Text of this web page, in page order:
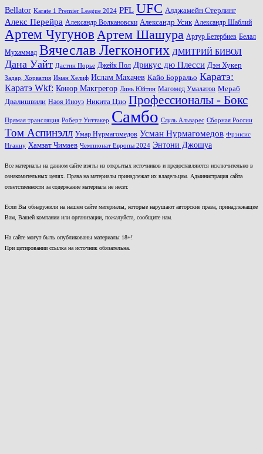
Bellator Karate 1 Premier League 2024 PFL UFC Алджамейн Стерлинг
Алекс Перейра Александр Волкановски Александр Усик Александр Шаблий
Артем Чугунов Артем Шашура Артур Бетербиев Белал
Мухаммад Вячеслав Легконогих ДМИТРИЙ БИВОЛ
Дана Уайт Дастин Порье Джейк Пол Дрикус дю Плесси Дэн Хукер
Задар, Хорватия Иман Хелиф Ислам Махачев Кайо Борральо Каратэ:
Каратэ Wkf: Конор Макгрегор Линь Юйтин Магомед Умалатов Мераб
Двалишвили Наоя Иноуэ Никита Цзю Профессионалы - Бокс
Прямая трансляция Роберт Уиттакер Самбо Сауль Альварес Сборная России
Том Аспинэлл Умар Нурмагомедов Усман Нурмагомедов Фрэнсис
Нганну Хамзат Чимаев Чемпионат Европы 2024 Энтони Джошуа
Все материалы на данном сайте взяты из открытых источников и предоставляются исключительно в
ознакомительных целях. Права на материалы принадлежат их владельцам. Администрация сайта
ответственности за содержание материала не несет.
Если Вы обнаружили на нашем сайте материалы, которые нарушают авторские права, принадлежащие
Вам, Вашей компании или организации, пожалуйста, сообщите нам.
На сайте могут быть опубликованы материалы 18+!
При цитировании ссылка на источник обязательна.